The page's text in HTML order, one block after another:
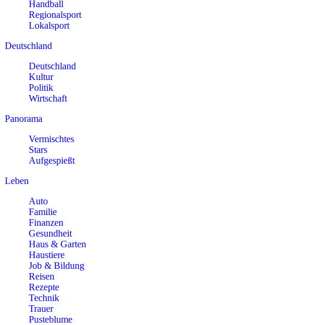
Handball
Regionalsport
Lokalsport
Deutschland
Deutschland
Kultur
Politik
Wirtschaft
Panorama
Vermischtes
Stars
Aufgespießt
Leben
Auto
Familie
Finanzen
Gesundheit
Haus & Garten
Haustiere
Job & Bildung
Reisen
Rezepte
Technik
Trauer
Pusteblume